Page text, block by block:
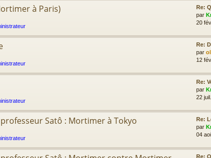
à Paris)
Re:
par
20
Re:
par
12
Re:
par
22
Satô : Mortimer à Tokyo
Re:
par
04
Re: